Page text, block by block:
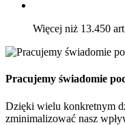
Więcej niż 13.450
Pracujemy świadomie
Dzięki wielu konkretnym
zminimalizować nasz